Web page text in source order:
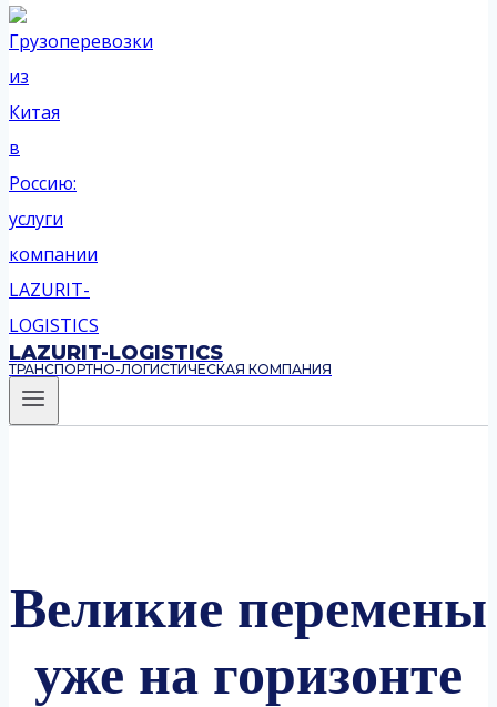
LAZURIT-LOGISTICS
ТРАНСПОРТНО-ЛОГИСТИЧЕСКАЯ КОМПАНИЯ
Великие перемены
уже на горизонте